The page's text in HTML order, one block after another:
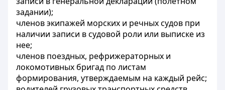
задании);
членов экипажей морских и речных судов при
наличии записи в судовой роли или выписке из
нее;
членов поездных, рефрижераторных и
локомотивных бригад по листам
формирования, утверждаемым на каждый рейс;